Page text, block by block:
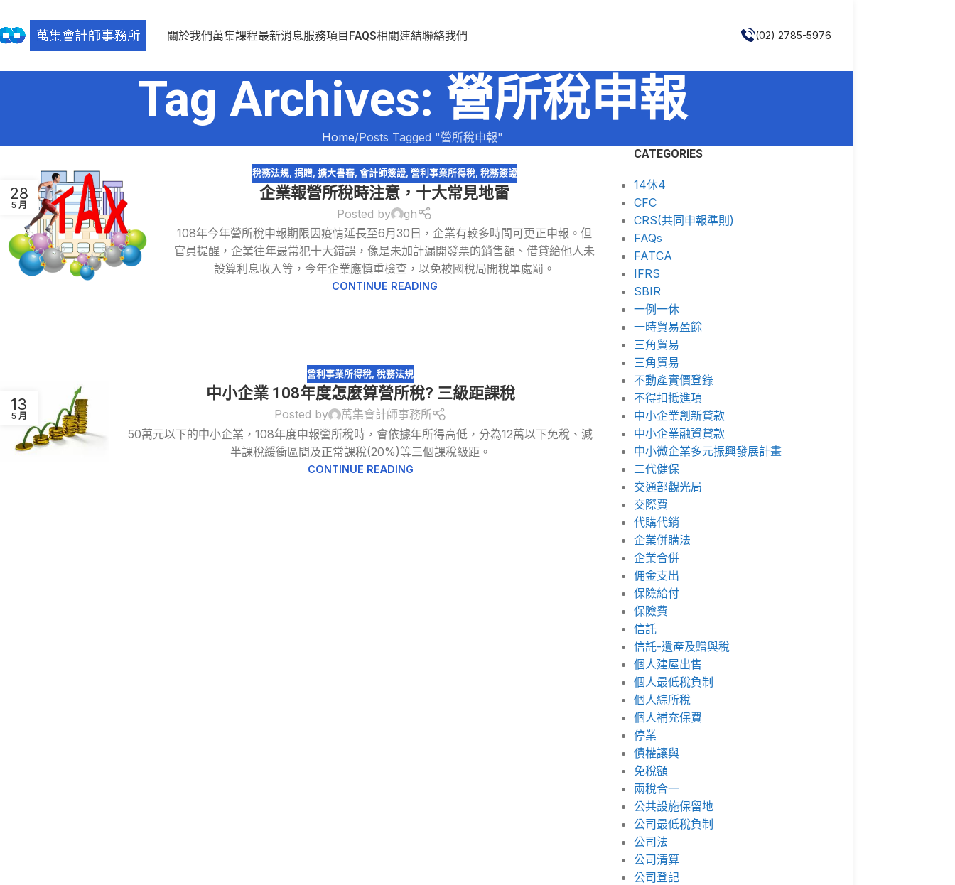
關於我們萬集課程最新消息服務項目 FAQS相關連結聯絡我們 (02) 2785-5976
Tag Archives: 營所稅申報
Home Posts Tagged "營所稅申報"
28
5 月
稅務法規, 捐贈, 擴大書審, 會計師簽證, 營利事業所得稅, 稅務簽證
企業報營所稅時注意，十大常見地雷
Posted by
gh
108年今年營所稅申報期限因疫情延長至6月30日，企業有較多時間可更正申報。但
官員提醒，企業往年最常犯十大錯誤，像是未加計漏開發票的銷售額、借貸給他人未
設算利息收入等，今年企業應慎重檢查，以免被國稅局開稅單處罰。
CONTINUE READING
13
5 月
營利事業所得稅 ,稅務法規
中小企業 108年度怎麼算營所稅? 三級距課稅
Posted by
萬集會計師事務所
50萬元以下的中小企業，108年度申報營所稅時，會依據年所得高低，分為12萬以下免稅、減
半課稅緩衝區間及正常課稅(20%)等三個課稅級距。
CONTINUE READING
CATEGORIES
14休4
CFC
CRS(共同申報準則)
FAQs
FATCA
IFRS
SBIR
一例一休
一時貿易盈餘
三角貿易
三角貿易
不動產實價登錄
不得扣抵進項
中小企業創新貸款
中小企業融資貸款
中小微企業多元振興發展計畫
二代健保
交通部觀光局
交際費
代購代銷
企業併購法
企業合併
佣金支出
保險給付
保險費
信託
信託-遺產及贈與稅
個人建屋出售
個人最低稅負制
個人綜所稅
個人補充保費
停業
債權讓與
免稅額
兩稅合一
公共設施保留地
公司最低稅負制
公司法
公司清算
公司登記